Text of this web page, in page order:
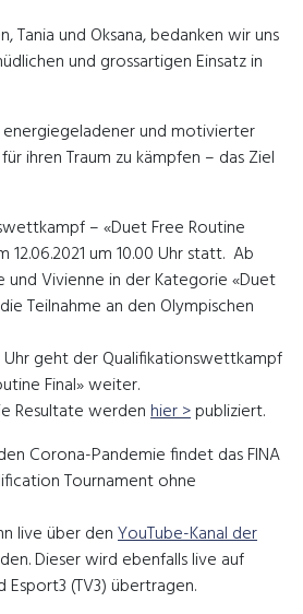
Tania und Oksana, bedanken wir uns
und grossartigen Einsatz in
und motivierter
ihren Traum zu kämpfen – das Ziel
– «Duet Free Routine
um 10.00 Uhr statt. Ab
und Vivienne in der Kategorie «Duet
Teilnahme an den Olympischen
Uhr geht der Qualifikationswettkampf
Final» weiter.
Resultate werdenhier >publiziert.
Corona-Pandemie findet das FINA
Tournament ohne
live über denYouTube-Kanal der
Dieser wird ebenfalls live auf
Esport3 (TV3) übertragen.